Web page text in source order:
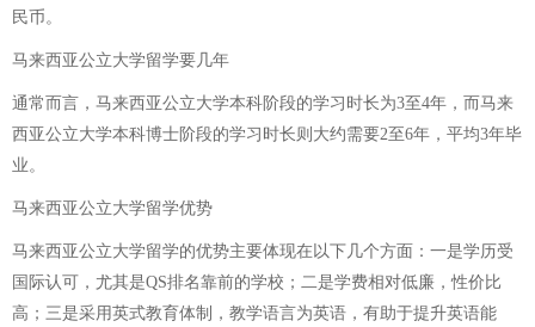
民币。
马来西亚公立大学留学要几年
通常而言，马来西亚公立大学本科阶段的学习时长为3至4年，而马来
西亚公立大学本科博士阶段的学习时长则大约需要2至6年，平均3年毕
业。
马来西亚公立大学留学优势
马来西亚公立大学留学的优势主要体现在以下几个方面：一是学历受
国际认可，尤其是QS排名靠前的学校；二是学费相对低廉，性价比
高；三是采用英式教育体制，教学语言为英语，有助于提升英语能